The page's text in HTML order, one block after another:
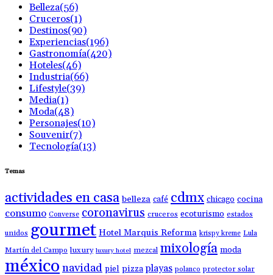
Belleza(56)
Cruceros(1)
Destinos(90)
Experiencias(196)
Gastronomía(420)
Hoteles(46)
Industria(66)
Lifestyle(39)
Media(1)
Moda(48)
Personajes(10)
Souvenir(7)
Tecnología(13)
Temas
actividades en casa belleza café cdmx chicago cocina
consumo Converse coronavirus cruceros ecoturismo estados
unidos gourmet Hotel Marquis Reforma krispy kreme Lula
Martín del Campo luxury luxury hotel mezcal mixología moda
méxico navidad piel pizza playas polanco protector solar